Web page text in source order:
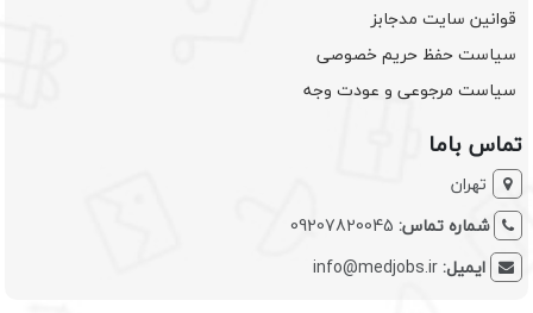
قوانین سایت مدجابز
سیاست حفظ حریم خصوصی
سیاست مرجوعی و عودت وجه
تماس باما
تهران
شماره تماس: 09207820045
ایمیل:info@medjobs.ir